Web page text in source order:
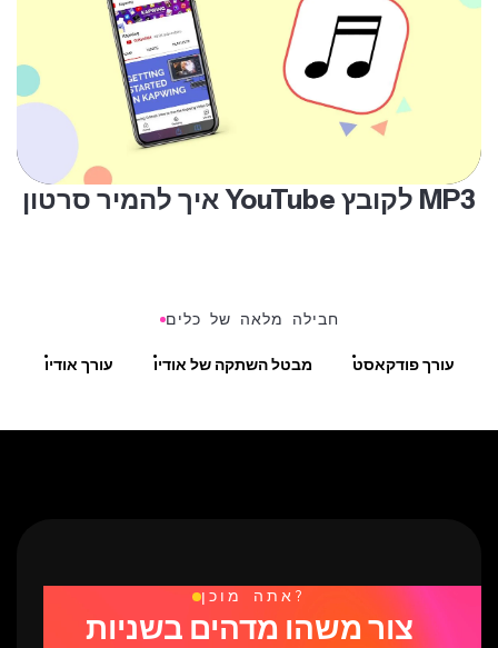
איך להמיר סרטון YouTube לקובץ MP3
חבילה מלאה של כלים
עורך אודיו מבטל השתקה של אודיו עורך פודקאסט
אתה מוכן?
צור משהו מדהים בשניות